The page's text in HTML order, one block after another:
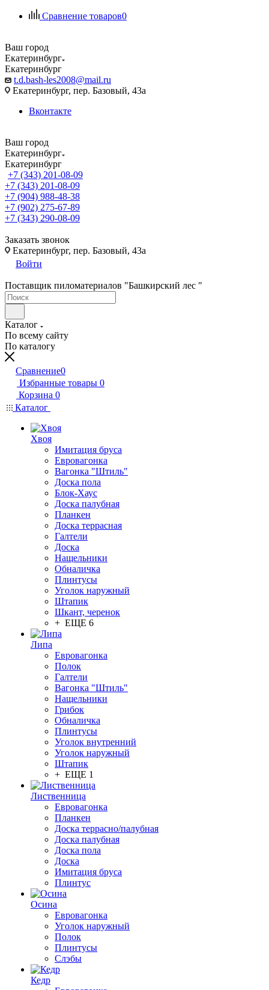
Сравнение товаров0
Ваш город
Екатеринбург
Екатеринбург
t.d.bash-les2008@mail.ru
Екатеринбург, пер. Базовый, 43а
Вконтакте
Ваш город
Екатеринбург
Екатеринбург
+7 (343) 201-08-09
+7 (343) 201-08-09
+7 (904) 988-48-38
+7 (902) 275-67-89
+7 (343) 290-08-09
Заказать звонок
Екатеринбург, пер. Базовый, 43а
Войти
Поставщик пиломатериалов "Башкирский лес "
Каталог
По всему сайту
По каталогу
Сравнение0
Избранные товары 0
Корзина 0
Каталог
Хвоя
Имитация бруса
Евровагонка
Вагонка "Штиль"
Доска пола
Блок-Хаус
Доска палубная
Планкен
Доска террасная
Галтели
Доска
Нащельники
Обналичка
Плинтусы
Уголок наружный
Штапик
Шкант, черенок
+ ЕЩЕ 6
Липа
Евровагонка
Полок
Галтели
Вагонка "Штиль"
Нащельники
Грибок
Обналичка
Плинтусы
Уголок внутренний
Уголок наружный
Штапик
+ ЕЩЕ 1
Лиственница
Евровагонка
Планкен
Доска террасно/палубная
Доска палубная
Доска пола
Доска
Имитация бруса
Плинтус
Осина
Евровагонка
Уголок наружный
Полок
Плинтусы
Слэбы
Кедр